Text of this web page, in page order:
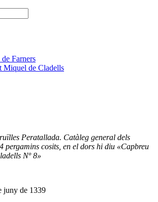
Farners
Miquel de Cladells
Peratallada. Catàleg general dels
pergamins cosits, en el dors hi diu «Capbreu
Nº 8»
juny de 1339